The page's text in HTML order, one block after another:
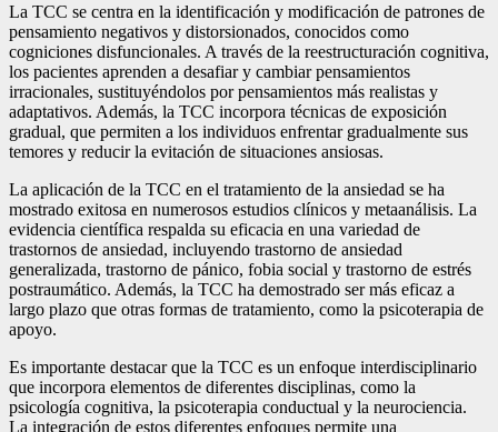
La TCC se centra en la identificación y modificación de patrones de
pensamiento negativos y distorsionados, conocidos como
cogniciones disfuncionales. A través de la reestructuración cognitiva,
los pacientes aprenden a desafiar y cambiar pensamientos
irracionales, sustituyéndolos por pensamientos más realistas y
adaptativos. Además, la TCC incorpora técnicas de exposición
gradual, que permiten a los individuos enfrentar gradualmente sus
temores y reducir la evitación de situaciones ansiosas.
La aplicación de la TCC en el tratamiento de la ansiedad se ha
mostrado exitosa en numerosos estudios clínicos y metaanálisis. La
evidencia científica respalda su eficacia en una variedad de
trastornos de ansiedad, incluyendo trastorno de ansiedad
generalizada, trastorno de pánico, fobia social y trastorno de estrés
postraumático. Además, la TCC ha demostrado ser más eficaz a
largo plazo que otras formas de tratamiento, como la psicoterapia de
apoyo.
Es importante destacar que la TCC es un enfoque interdisciplinario
que incorpora elementos de diferentes disciplinas, como la
psicología cognitiva, la psicoterapia conductual y la neurociencia.
La integración de estos diferentes enfoques permite una